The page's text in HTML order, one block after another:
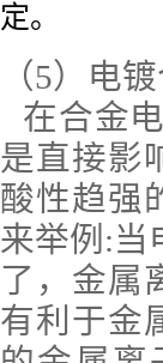
定。
（5） 电
在合金
是直接影
酸性趋强
来举例 :当
了，金属
有利于金